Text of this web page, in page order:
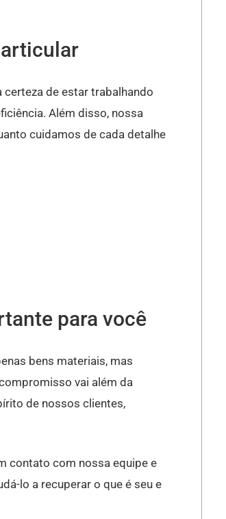
de estar trabalhando
Além disso, nossa
cuidamos de cada detalhe
para você
bens materiais, mas
vai além da
de nossos clientes,
contato com nossa equipe e
lo a recuperar o que é seu e